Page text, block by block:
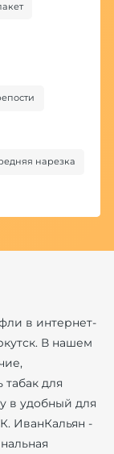
нарезка
в интернет-
В нашем
табак для
в удобный для
ИванКальян -